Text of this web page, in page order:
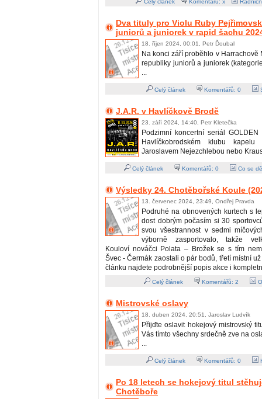
Celý článek Komentářů: x
Dva tituly pro Violu Ruby
juniorů a juniorek v rapid šachu
18. říjen 2024, 00:01, Petr Ďoubal
Na konci září proběhlo v Harrachově
republiky juniorů a juniorek
...
Celý článek Komentářů: 0
J.A.R. v Havlíčkově Brodě
23. září 2024, 14:40, Petr Kletečka
Podzimní koncertní seriál
Havlíčkobrodském klubu
Jaroslavem Nejezchlebou nebo
Celý článek Komentářů: 0 Co se
Výsledky 24. Chotěbořské Koule
13. červenec 2024, 23:49, Ondřej Pravda
Podruhé na obnovených kurtech s
dost dobrým počasím si 30
svou všestrannost v sedmi
výborně zasportovalo, takže
Kouloví nováčci Polata – Brožek se s tím
Švec - Čermák zaostali o pár bodů, třetí místní
článku najdete podrobnější popis akce i
Celý článek Komentářů: 2
Mistrovské oslavy
18. duben 2024, 20:51, Jaroslav Ludvík
Přijďte oslavit hokejový mistrovský
Vás tímto všechny srdečně zve na
...
Celý článek Komentářů: 0
Po 18 letech se hokejový titul
Chotěboře